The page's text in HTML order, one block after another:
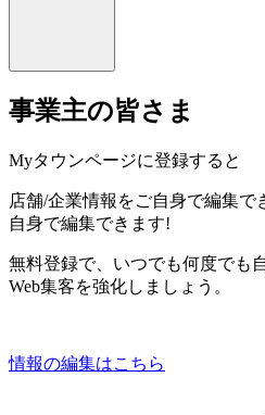
事業主の皆さま
Myタウンページに登録すると
店舗/企業情報をご自身で編集で
自身で編集できます!
無料登録で、いつでも何度でも
Web集客を強化しましょう。
情報の編集はこちら